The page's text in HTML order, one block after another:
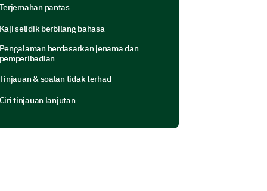
Terjemahan pantas
Kaji selidik berbilang bahasa
Pengalaman berdasarkan jenama dan
pemperibadian
Tinjauan & soalan tidak terhad
Ciri tinjauan lanjutan